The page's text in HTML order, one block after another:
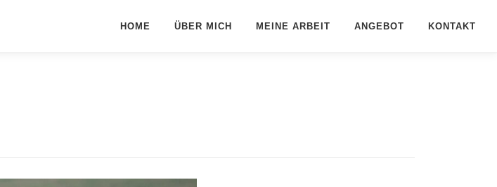
HOME ÜBER MICH MEINE ARBEIT ANGEBOT KONTAKT